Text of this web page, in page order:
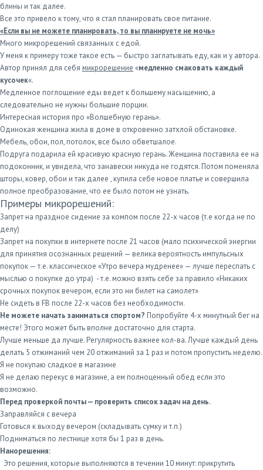
блины и так далее.
Все это привело к тому, что я стал планировать свое питание.
«Если вы не можете планировать, то вы планируете не мочь»
Много микрорешений связанных с едой.
У меня к примеру тоже такое есть — быстро заглатывать еду, как и у автора.
Автор принял для себя микрорешение «медленно смаковать каждый
кусочек«.
Медленное поглощение еды ведет к большему насыщению, а
следовательно не нужны большие порции.
Интересная история про «Волшебную герань».
Одинокая женщина жила в доме в откровенно затхлой обстановке.
Мебель, обои, пол, потолок, все было обветшалое.
Подруга подарила ей красивую красную герань. Женщина поставила ее на
подоконник, и увидела, что занавески никуда не годятся. Потом поменяла
шторы, ковер, обои и так далее , купила себе новое платье и совершила
полное преобразование, что ее было потом не узнать.
Примеры микрорешений:
Запрет на праздное сидение за компом после 22-х часов (т.е когда не по
делу)
Запрет на покупки в интернете после 21 часов (мало психической энергии
для принятия осознанных решений — велика вероятность импульсных
покупок — т.е. классическое «Утро вечера мудренее» — лучше переспать с
мыслью о покупке до утра) - т.е. можно взять себе за правило «Никаких
срочных покупок вечером, если это ни билет на самолет»
Не сидеть в FB после 22-х часов без необходимости.
Не можете начать заниматься спортом? Попробуйте 4-х минутный бег на
месте! Этого может быть вполне достаточно для старта.
Лучше меньше да лучше. Регулярность важнее кол-ва. Лучше каждый день
делать 5 отжиманий чем 20 отжиманий за 1 раз и потом пропустить неделю.
Я не покупаю сладкое в магазине
Я не делаю перекус в магазине, а ем полноценный обед если это
возможно.
Перед проверкой почты — проверить список задач на день.
Заправляйся с вечера
Готовься к выходу вечером (складывать сумку и т.п.)
Подниматься по лестнице хотя бы 1 раз в день.
Нанорешения:
Это решения, которые выполняются в течении 10 минут: прикрутить